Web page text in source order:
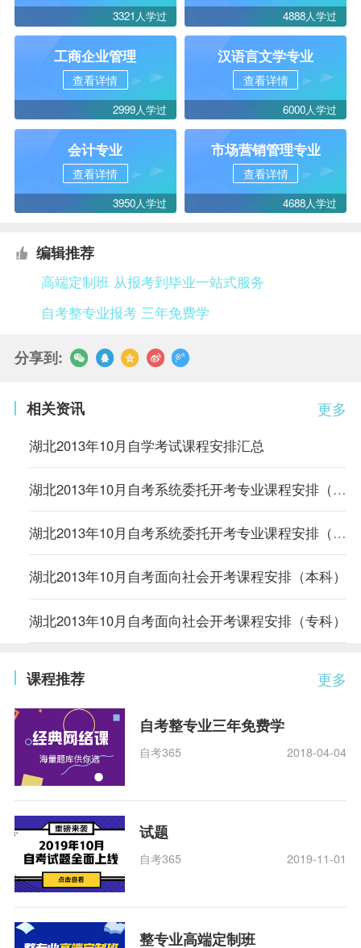
3321人学过 4888人学过
工商企业管理
查看详情
2999人学过
汉语言文学专业
查看详情
6000人学过
会计专业
查看详情
3950人学过
市场营销管理专业
查看详情
4688人学过
编辑推荐
高端定制班 从报考到毕业一站式服务
自考整专业报考 三年免费学
分享到:
更多
相关资讯
湖北2013年10月自学考试课程安排汇总
湖北2013年10月自考系统委托开考专业课程安排（本科）
湖北2013年10月自考系统委托开考专业课程安排（专科）
湖北2013年10月自考面向社会开考课程安排（本科）
湖北2013年10月自考面向社会开考课程安排（专科）
更多
课程推荐
自考整专业三年免费学
自考365 2018-04-04
试题
自考365 2019-11-01
整专业高端定制班